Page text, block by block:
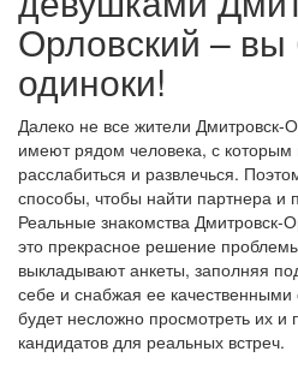
Орловский –
одиноки!
Далеко не все жители Дмитровск-
имеют рядом человека, с
расслабиться и развлечься.
способы, чтобы найти партнера и
Реальные знакомства Дмитровск-
это прекрасное решение
выкладывают анкеты, заполняя
себе и снабжая ее
будет несложно просмотреть их и
кандидатов для реальных встреч.